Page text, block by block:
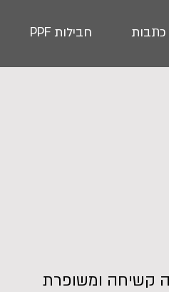
כתבות חבילות PPF
קשיחה ומשופרת